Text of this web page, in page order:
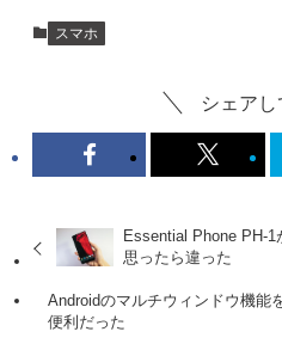
スマホ
シェアし
Essential Phone PH-
思ったら違った
Androidのマルチウィンドウ機能
便利だった